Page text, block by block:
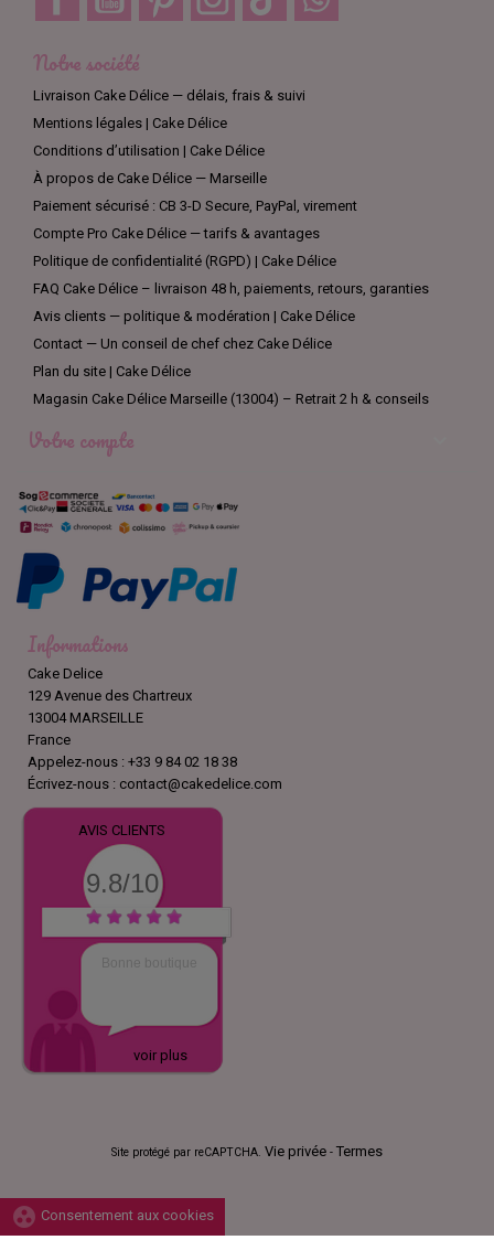
Notre société
Livraison Cake Délice — délais, frais & suivi
Mentions légales | Cake Délice
Conditions d’utilisation | Cake Délice
À propos de Cake Délice — Marseille
Paiement sécurisé : CB 3-D Secure, PayPal, virement
Compte Pro Cake Délice — tarifs & avantages
Politique de confidentialité (RGPD) | Cake Délice
FAQ Cake Délice – livraison 48 h, paiements, retours, garanties
Avis clients — politique & modération | Cake Délice
Contact — Un conseil de chef chez Cake Délice
Plan du site | Cake Délice
Magasin Cake Délice Marseille (13004) – Retrait 2 h & conseils
Votre compte
Informations
Cake Delice
129 Avenue des Chartreux
13004 MARSEILLE
France
Appelez-nous : +33 9 84 02 18 38
Écrivez-nous : contact@cakedelice.com
AVIS CLIENTS
9.8/10
Bonne boutique
voir plus
Site protégé par reCAPTCHA. Vie privée - Termes
group_work Consentement aux cookies